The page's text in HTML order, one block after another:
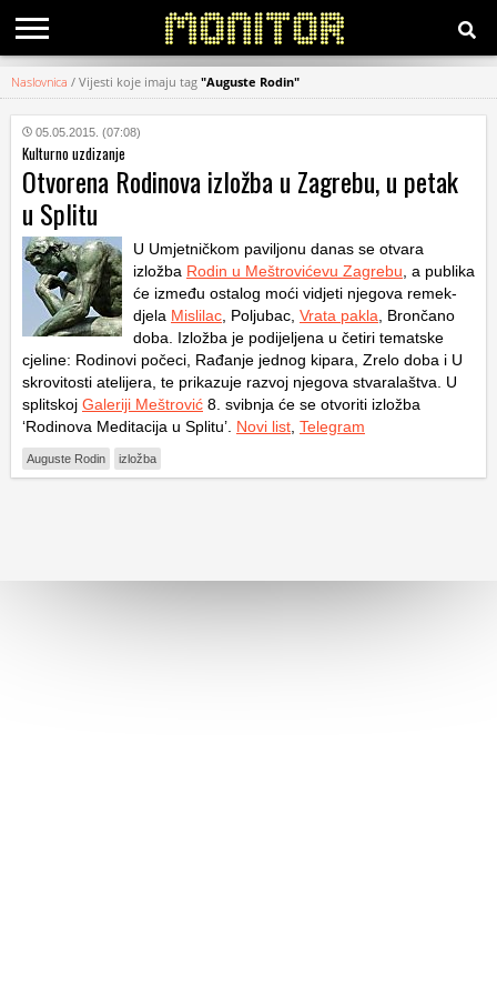
KATEGORIJE
HRVATSKI
WEB
Naslovnica / Vijesti koje imaju tag "Auguste Rodin"
05.05.2015. (07:08)
Kulturno uzdizanje
Otvorena Rodinova izložba u Zagrebu, u petak
u Splitu
U Umjetničkom paviljonu danas se otvara
izložba Rodin u Meštrovićevu Zagrebu , a publika
će između ostalog moći vidjeti njegova remek-
djela Mislilac , Poljubac, Vrata pakla , Brončano
doba. Izložba je podijeljena u četiri tematske
cjeline: Rodinovi počeci, Rađanje jednog kipara, Zrelo doba i U
skrovitosti atelijera, te prikazuje razvoj njegova stvaralaštva. U
splitskoj Galeriji Meštrović 8. svibnja će se otvoriti izložba
‘Rodinova Meditacija u Splitu’. Novi list Telegram
Auguste Rodin izložba